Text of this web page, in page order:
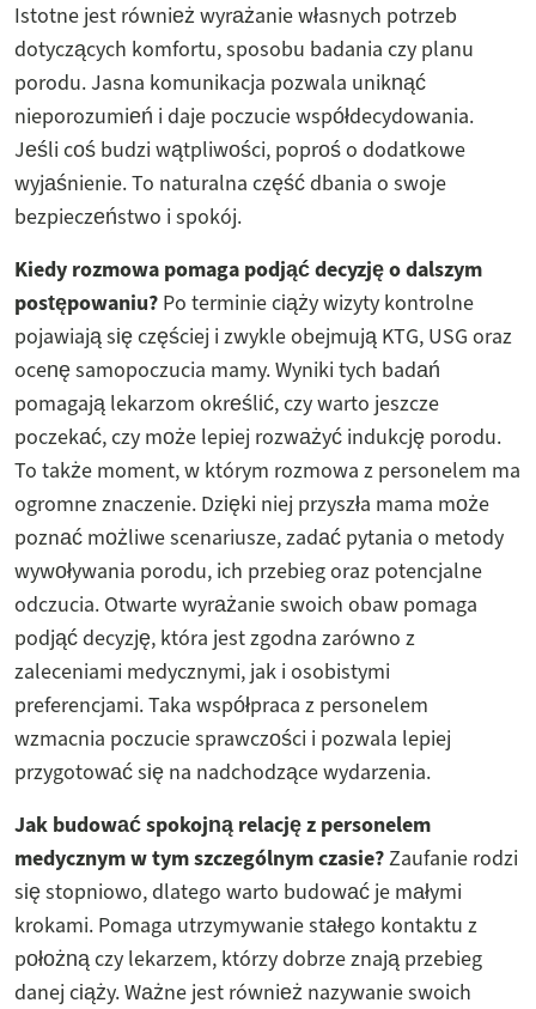
Istotne jest również wyrażanie własnych potrzeb
dotyczących komfortu, sposobu badania czy planu
porodu. Jasna komunikacja pozwala uniknąć
nieporozumień i daje poczucie współdecydowania.
Jeśli coś budzi wątpliwości, poproś o dodatkowe
wyjaśnienie. To naturalna część dbania o swoje
bezpieczeństwo i spokój.
Kiedy rozmowa pomaga podjąć decyzję o dalszym
postępowaniu? Po terminie ciąży wizyty kontrolne
pojawiają się częściej i zwykle obejmują KTG, USG oraz
ocenę samopoczucia mamy. Wyniki tych badań
pomagają lekarzom określić, czy warto jeszcze
poczekać, czy może lepiej rozważyć indukcję porodu.
To także moment, w którym rozmowa z personelem ma
ogromne znaczenie. Dzięki niej przyszła mama może
poznać możliwe scenariusze, zadać pytania o metody
wywoływania porodu, ich przebieg oraz potencjalne
odczucia. Otwarte wyrażanie swoich obaw pomaga
podjąć decyzję, która jest zgodna zarówno z
zaleceniami medycznymi, jak i osobistymi
preferencjami. Taka współpraca z personelem
wzmacnia poczucie sprawczości i pozwala lepiej
przygotować się na nadchodzące wydarzenia.
Jak budować spokojną relację z personelem
medycznym w tym szczególnym czasie?Zaufanie rodzi
się stopniowo, dlatego warto budować je małymi
krokami. Pomaga utrzymywanie stałego kontaktu z
położną czy lekarzem, którzy dobrze znają przebieg
danej ciąży. Ważne jest również nazywanie swoich